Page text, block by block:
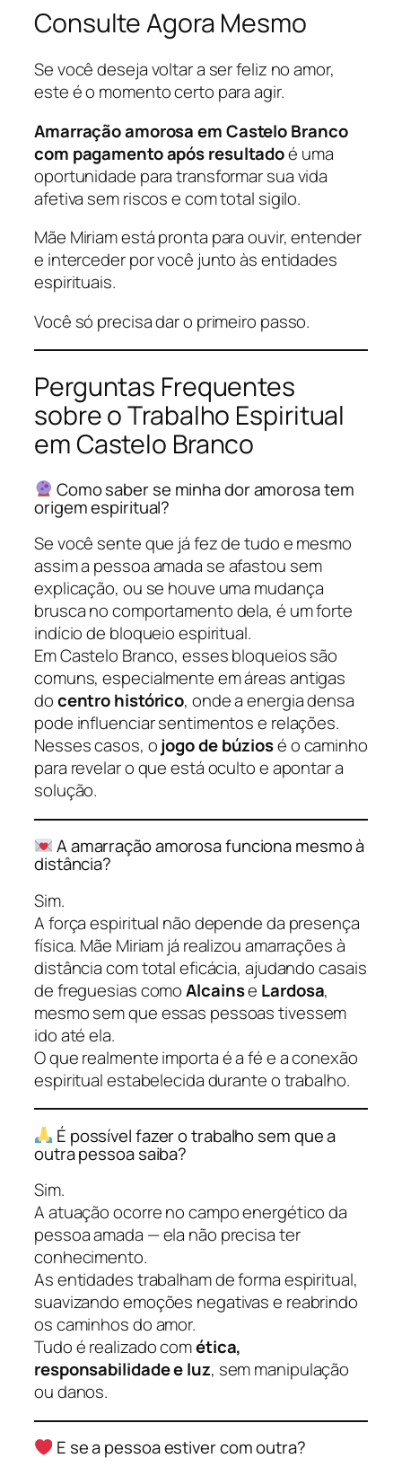
Consulte Agora Mesmo
Se você deseja voltar a ser feliz no amor,
este é o momento certo para agir.
Amarração amorosa em Castelo Branco
com pagamento após resultadoé uma
oportunidade para transformar sua vida
afetiva sem riscos e com total sigilo.
Mãe Miriam está pronta para ouvir, entender
e interceder por você junto às entidades
espirituais.
Você só precisa dar o primeiro passo.
Perguntas Frequentes
sobre o Trabalho Espiritual
em Castelo Branco
Como saber se minha dor amorosa tem
origem espiritual?
Se você sente que já fez de tudo e mesmo
assim a pessoa amada se afastou sem
explicação, ou se houve uma mudança
brusca no comportamento dela, é um forte
indício de bloqueio espiritual.
Em Castelo Branco, esses bloqueios são
comuns, especialmente em áreas antigas
docentro histórico, onde a energia densa
pode influenciar sentimentos e relações.
Nesses casos, ojogo de búziosé o caminho
para revelar o que está oculto e apontar a
solução.
A amarração amorosa funciona mesmo à
distância?
Sim.
A força espiritual não depende da presença
física. Mãe Miriam já realizou amarrações à
distância com total eficácia, ajudando casais
de freguesias comoAlcainse Lardosa,
mesmo sem que essas pessoas tivessem
ido até ela.
O que realmente importa é a fé e a conexão
espiritual estabelecida durante o trabalho.
É possível fazer o trabalho sem que a
outra pessoa saiba?
Sim.
A atuação ocorre no campo energético da
pessoa amada — ela não precisa ter
conhecimento.
As entidades trabalham de forma espiritual,
suavizando emoções negativas e reabrindo
os caminhos do amor.
Tudo é realizado comética,
responsabilidade e luz, sem manipulação
ou danos.
E se a pessoa estiver com outra?